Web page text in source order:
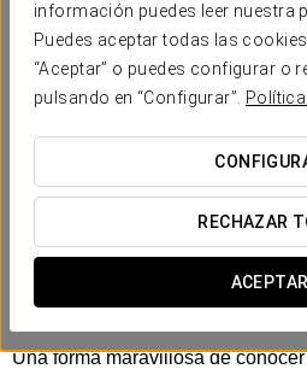
información puedes leer nuestra
Puedes aceptar todas las
“Aceptar” o puedes configurar o
pulsando en “Configurar”.
RECHAZAR
ACEPTAR
70 $ por persona
Visita Xochimilco y
¡Descubra Xochimilco y
Disfruta de un agradable paseo
prehispánica (barco tradicional) y
destacados de la zona, como el
(entradas no includias) y el
Una forma maravillosa de